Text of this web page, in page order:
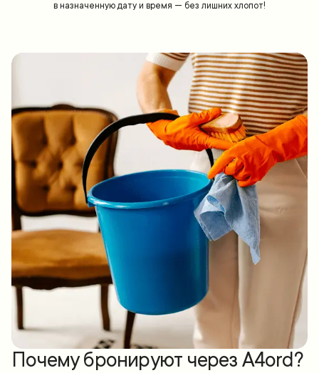
в назначенную дату и время — без лишних хлопот!
Почему бронируют через A4ord?